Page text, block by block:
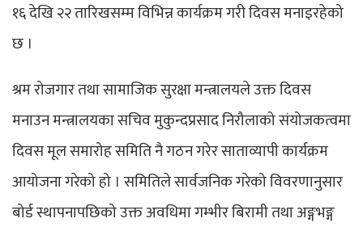
१६ देखि २२ तारिखसम्म विभिन्न कार्यक्रम गरी दिवस मनाइरहेको
छ ।
श्रम रोजगार तथा सामाजिक सुरक्षा मन्त्रालयले उक्त दिवस
मनाउन मन्त्रालयका सचिव मुकुन्दप्रसाद निरौलाको संयोजकत्वमा
दिवस मूल समारोह समिति नै गठन गरेर साताव्यापी कार्यक्रम
आयोजना गरेको हो । समितिले सार्वजनिक गरेको विवरणानुसार
बोर्ड स्थापनापछिको उक्त अवधिमा गम्भीर बिरामी तथा अङ्गभङ्ग